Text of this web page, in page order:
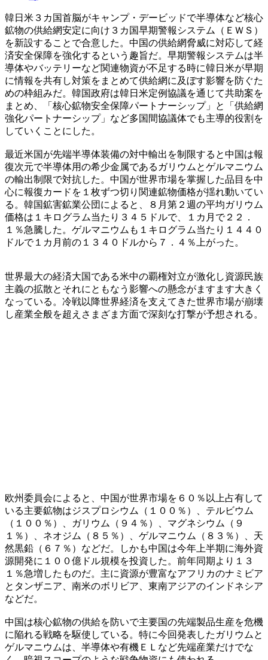
韓日米３カ国首脳がキャンプ・デービッドで半導体など核心
鉱物の供給網安定に向け３カ国早期警報システム（ＥＷＳ）
を新設することで合意した。中国の供給網脅威に対応して経
済安全保障を強化するという趣旨だ。早期警報システムは半
導体やバッテリーなど関連物資が不足する時に韓日米が早期
に情報を共有し対策をまとめて供給網に及ぼす影響を防ぐた
めの枠組みだ。韓国政府は韓日米定例協議を通じて共助案を
まとめ、「核心鉱物安全保障パートナーシップ」と「供給網
強化パートナーシップ」など多国間協議体でも主導的役割を
していくことにした。
最近米国が先端半導体装備の対中輸出を制限すると中国は報
復次元で半導体用の希少金属であるガリウムとゲルマニウム
の輸出制限で対抗した。中国が世界市場を掌握した品目を中
心に報復カードを１枚ずつ切り関連鉱物価格が揺れ動いてい
る。韓国鉱害鉱業公団によると、８月第２週の平均ガリウム
価格は１キログラム当たり３４５ドルで、１カ月で２２．
１％急騰した。ゲルマニウムも１キログラム当たり１４４０
ドルで１カ月前の１３４０ドルから７．４％上がった。
世界最大の経済大国である米中の覇権対立が激化し資源民族
主義の拡散とそれにともなう影響への懸念がますます大きく
なっている。冷戦以降世界経済を支えてきた世界市場が崩壊
し産業全般を超えさまざま方面で深刻な打撃が予想される。
欧州委員会によると、中国が世界市場を６０％以上占有して
いる主要鉱物はジスプロシウム（１００％）、テルビウム
（１００％）、ガリウム（９４％）、マグネシウム（９
１％）、ネオジム（８５％）、ゲルマニウム（８３％）、天
然黒鉛（６７％）などだ。しかも中国は今年上半期に海外資
源開発に１００億ドル規模を投資した。前年同期より１３
１％急増したものだ。主に資源が豊富なアフリカのナミビア
とタンザニア、南米のボリビア、東南アジアのインドネシア
などだ。
中国は核心鉱物の供給を防いで主要国の先端製品生産を危機
に陥れる戦略を駆使している。特に今回発表したガリウムと
ゲルマニウムは、半導体や有機ＥＬなど先端産業だけでな